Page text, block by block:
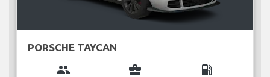
PORSCHE TAYCAN
group business_center local_gas_station